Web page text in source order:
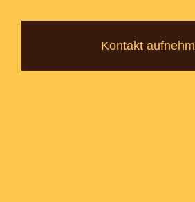
Kontakt